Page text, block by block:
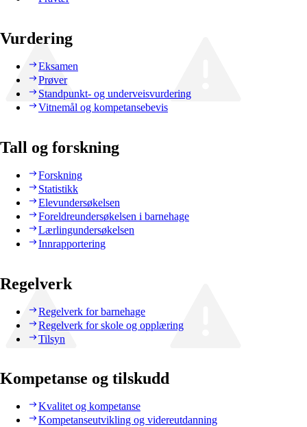
Vurdering
Eksamen
Prøver
Standpunkt- og underveisvurdering
Vitnemål og kompetansebevis
Tall og forskning
Forskning
Statistikk
Elevundersøkelsen
Foreldreundersøkelsen i barnehage
Lærlingundersøkelsen
Innrapportering
Regelverk
Regelverk for barnehage
Regelverk for skole og opplæring
Tilsyn
Kompetanse og tilskudd
Kvalitet og kompetanse
Kompetanseutvikling og videreutdanning